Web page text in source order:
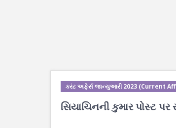
કરંટ અફેર્સ જાન્યુઆરી 2023 (Current
સિયાચિનની કુમાર પોસ્ટ